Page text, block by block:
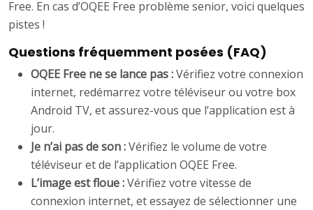
Free. En cas d’OQEE Free problème senior, voici quelques
pistes !
Questions fréquemment posées (FAQ)
OQEE Free ne se lance pas :Vérifiez votre connexion
internet, redémarrez votre téléviseur ou votre box
Android TV, et assurez-vous que l’application est à
jour.
Je n’ai pas de son :Vérifiez le volume de votre
téléviseur et de l’application OQEE Free.
L’image est floue :Vérifiez votre vitesse de
connexion internet, et essayez de sélectionner une